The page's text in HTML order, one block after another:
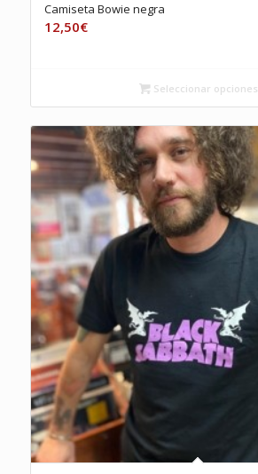
Camiseta Bowie negra
12,50€
Seleccionar opciones